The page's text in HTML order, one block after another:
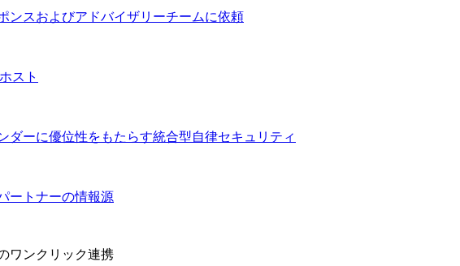
ンスおよびアドバイザリーチームに依頼
スト
ダーに優位性をもたらす統合型自律セキュリティ
ートナーの情報源
ワンクリック連携